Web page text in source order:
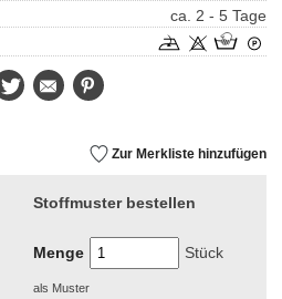
ca. 2 - 5 Tage
FacebookTwitter E-
Mail
Zur Merkliste hinzufügen
Stoffmuster bestellen
Menge Stück
als Muster